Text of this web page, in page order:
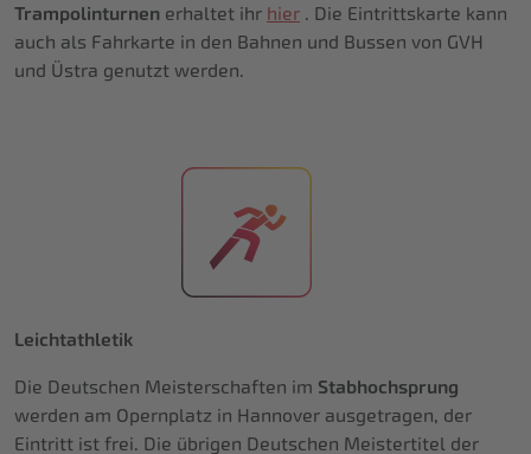
Trampolinturnen erhaltet ihr hier . Die Eintrittskarte kann
auch als Fahrkarte in den Bahnen und Bussen von GVH
und Üstra genutzt werden.
Leichtathletik
Die Deutschen Meisterschaften im Stabhochsprung
werden am Opernplatz in Hannover ausgetragen, der
Eintritt ist frei. Die übrigen Deutschen Meistertitel der